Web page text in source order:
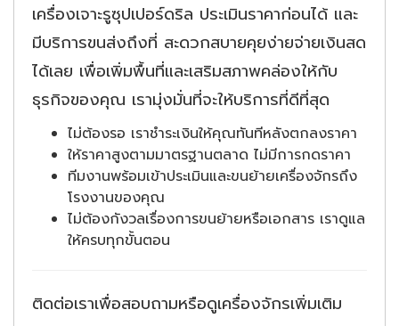
เครื่องเจาะรูซุปเปอร์ดริล ประเมินราคาก่อนได้ และ
มีบริการขนส่งถึงที่ สะดวกสบายคุยง่ายจ่ายเงินสด
ได้เลย เพื่อเพิ่มพื้นที่และเสริมสภาพคล่องให้กับ
ธุรกิจของคุณ เรามุ่งมั่นที่จะให้บริการที่ดีที่สุด
ไม่ต้องรอ เราชำระเงินให้คุณทันทีหลังตกลงราคา
ให้ราคาสูงตามมาตรฐานตลาด ไม่มีการกดราคา
ทีมงานพร้อมเข้าประเมินและขนย้ายเครื่องจักรถึง
โรงงานของคุณ
ไม่ต้องกังวลเรื่องการขนย้ายหรือเอกสาร เราดูแล
ให้ครบทุกขั้นตอน
ติดต่อเราเพื่อสอบถามหรือดูเครื่องจักรเพิ่มเติม